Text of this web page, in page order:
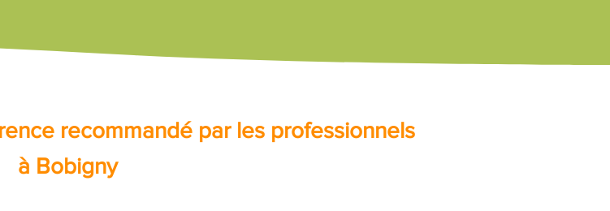
recommandé par les professionnels
à Bobigny